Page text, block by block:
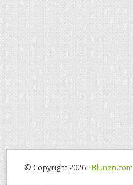
© Copyright 2026 -Blunzn.com